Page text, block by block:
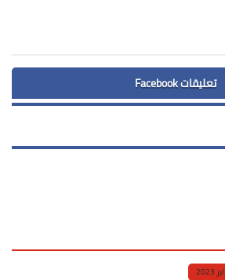
تعليقات Facebook